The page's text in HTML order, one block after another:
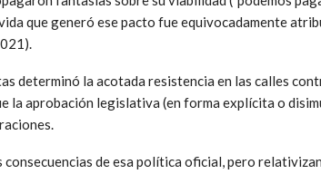
que generó ese pacto fue equivocadamente
determinó la acotada resistencia en las calles
la aprobación legislativa (en forma explícita o
de esa política oficial, pero